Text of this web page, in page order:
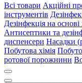
Всі товари Акційні
інструментів
Дезінфекція на
Антисептики та
диспенсери Насадки
Побутова хімія
ротової порожнини